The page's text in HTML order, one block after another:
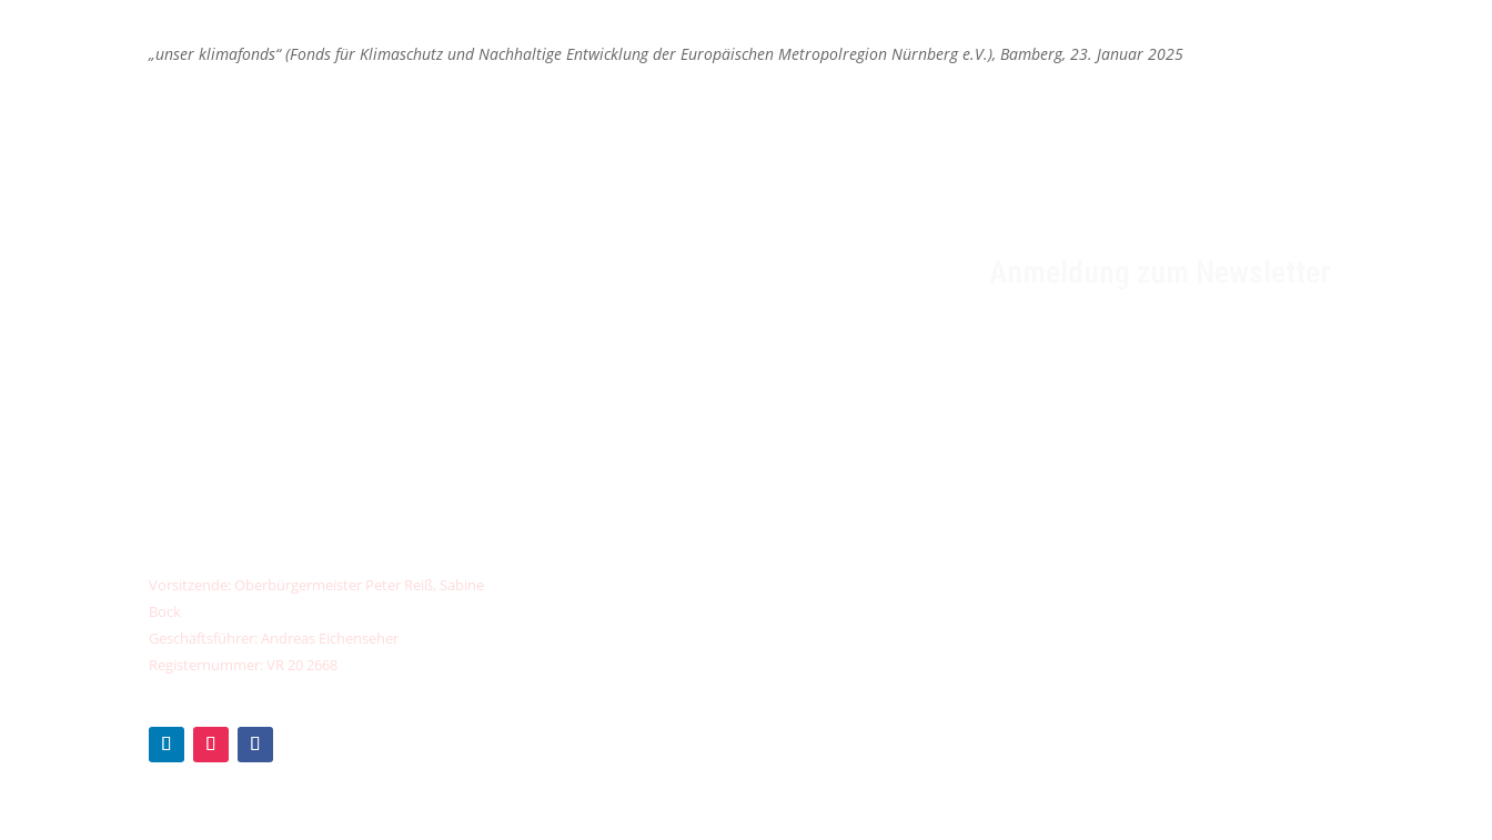
„unser klimafonds“ (Fonds für Klimaschutz und Nachhaltige Entwicklung der Europäischen Metropolregion Nürnberg e.V.), Bamberg, 23. Januar 2025
Vorsitzende: Oberbürgermeister Peter Reiß, Sabine
Bock
Geschäftsführer: Andreas Eichenseher
Registernummer: VR 20 2668